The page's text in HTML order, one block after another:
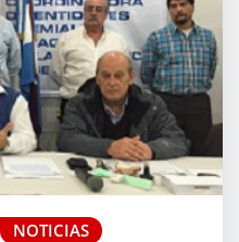
NOTICIAS